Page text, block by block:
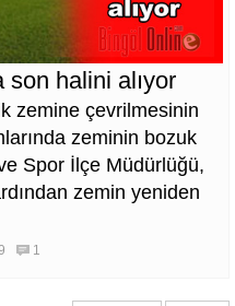
halini alıyor
zemine çevrilmesinin
zeminin bozuk
Spor İlçe Müdürlüğü,
zemin yeniden
1